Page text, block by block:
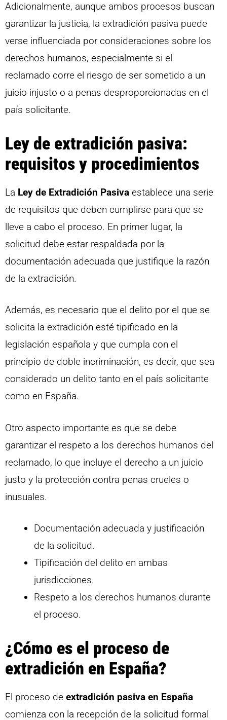
Adicionalmente, aunque ambos procesos buscan
garantizar la justicia, la extradición pasiva puede
verse influenciada por consideraciones sobre los
derechos humanos, especialmente si el
reclamado corre el riesgo de ser sometido a un
juicio injusto o a penas desproporcionadas en el
país solicitante.
Ley de extradición pasiva:
requisitos y procedimientos
La Ley de Extradición Pasiva establece una serie
de requisitos que deben cumplirse para que se
lleve a cabo el proceso. En primer lugar, la
solicitud debe estar respaldada por la
documentación adecuada que justifique la razón
de la extradición.
Además, es necesario que el delito por el que se
solicita la extradición esté tipificado en la
legislación española y que cumpla con el
principio de doble incriminación, es decir, que sea
considerado un delito tanto en el país solicitante
como en España.
Otro aspecto importante es que se debe
garantizar el respeto a los derechos humanos del
reclamado, lo que incluye el derecho a un juicio
justo y la protección contra penas crueles o
inusuales.
Documentación adecuada y justificación
de la solicitud.
Tipificación del delito en ambas
jurisdicciones.
Respeto a los derechos humanos durante
el proceso.
¿Cómo es el proceso de
extradición en España?
El proceso de extradición pasiva en España
comienza con la recepción de la solicitud formal